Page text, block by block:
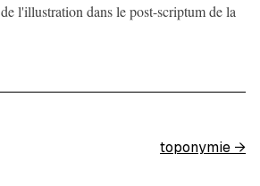
l'illustration dans le post-scriptum de la
toponymie →